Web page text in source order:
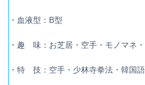
・血液型：B型
・趣 味：お芝居・空手・モノマネ
・特 技：空手・少林寺拳法・韓国語